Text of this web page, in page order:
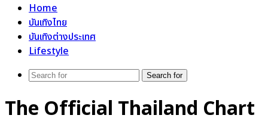
Home
บันเทิงไทย
บันเทิงต่างประเทศ
Lifestyle
Search for
The Official Thailand Chart